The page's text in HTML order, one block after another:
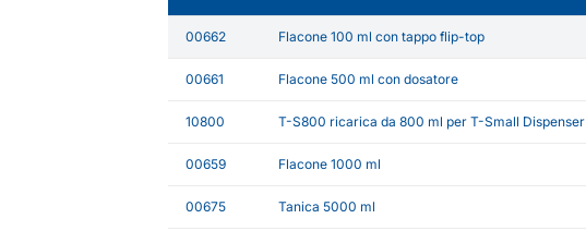
00662 Flacone 100 ml con tappo flip-top
00661 Flacone 500 ml con dosatore
10800 T-S800 ricarica da 800 ml per T-Small Dispenser
00659 Flacone 1000 ml
00675 Tanica 5000 ml